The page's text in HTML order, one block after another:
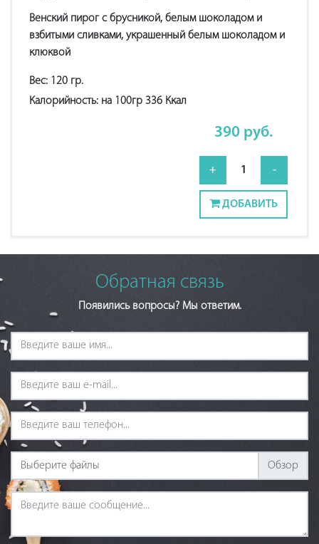
Венский пирог с брусникой, белым шоколадом и
взбитыми сливками, украшенный белым шоколадом и
клюквой
Вес: 120 гр.
Калорийность: на 100гр 336 Ккал
390 руб.
+ 1 -
ДОБАВИТЬ
Обратная связь
Появились вопросы? Мы ответим.
Выберите файлы